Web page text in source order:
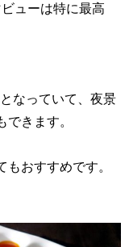
ューは特に最高
なっていて、夜景
できます。
おすすめです。